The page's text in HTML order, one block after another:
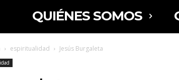
QUIÉNES SOMOS
espiritualidad Jesús Burgaleta